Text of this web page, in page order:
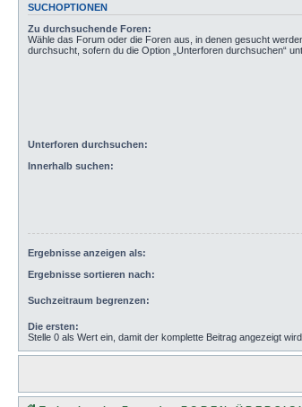
SUCHOPTIONEN
Zu durchsuchende Foren:
Wähle das Forum oder die Foren aus, in denen gesucht
durchsucht, sofern du die Option „Unterforen durchsuchen“
Unterforen durchsuchen:
Innerhalb suchen:
Ergebnisse anzeigen als:
Ergebnisse sortieren nach:
Suchzeitraum begrenzen:
Die ersten:
Stelle 0 als Wert ein, damit der komplette Beitrag angezeigt wird.